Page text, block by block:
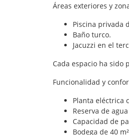
Áreas exteriores y
Piscina privada
Baño turco.
Jacuzzi en el
Cada espacio ha sido
Funcionalidad y
Planta eléctrica
Reserva de
Capacidad de
Bodega de 40